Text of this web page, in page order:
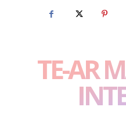
TE-AR